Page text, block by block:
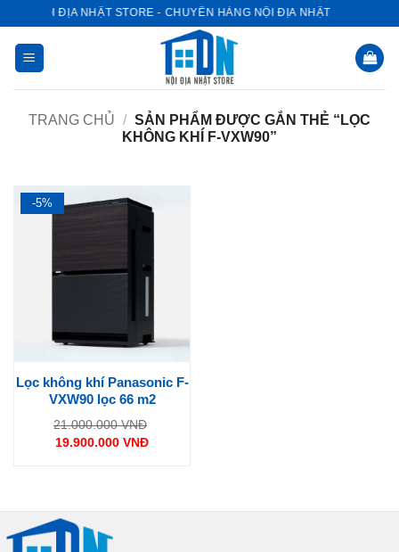
dung
NỘI ĐỊA NHẬT STORE - CHUYÊN HÀNG NỘI ĐỊA NHẬT
TRANG CHỦ / SẢN PHẨM ĐƯỢC GẮN THẺ “LỌC
KHÔNG KHÍ F-VXW90”
-5%
Lọc không khí Panasonic F-
VXW90 lọc 66 m2
21.000.000VNĐ
19.900.000 VNĐ